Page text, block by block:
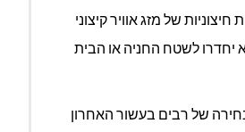
של מזג אוויר קיצוני
יחדרו לשטח החניה או הבית
של רבים בעשור האחרון